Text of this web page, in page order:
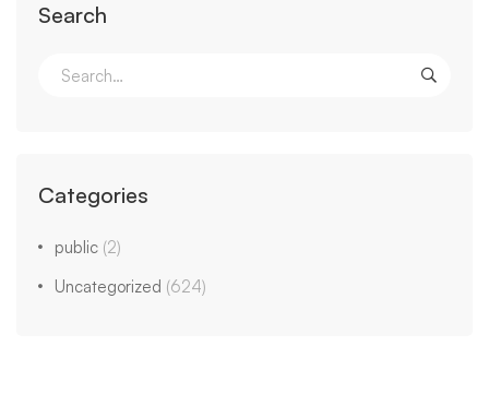
Search
Categories
public (2)
Uncategorized (624)